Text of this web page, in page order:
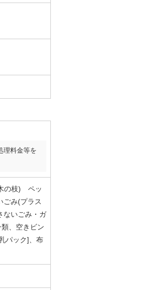
理料金等を
の枝) ペッ
み(プラス
ないごみ・ガ
、空きビン
パック]、布